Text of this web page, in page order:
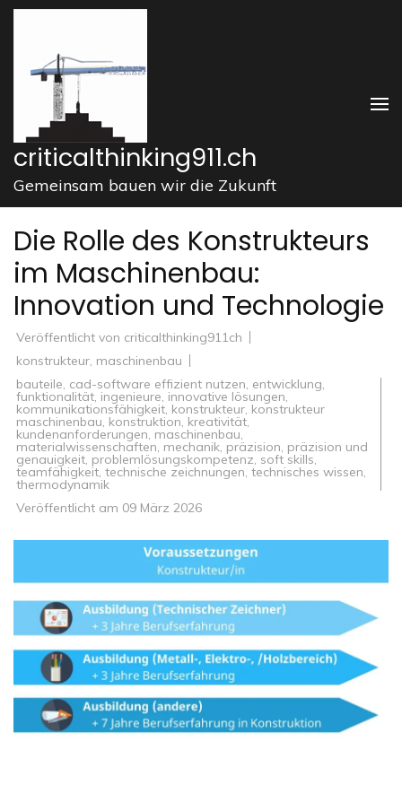
Zum
springen
drücken)
criticalthinking911.ch
Gemeinsam bauen wir die Zukunft
Die Rolle des Konstrukteurs
im Maschinenbau:
Innovation und Technologie
Veröffentlicht von criticalthinking911ch
konstrukteur, maschinenbau
bauteile, cad-software effizient nutzen, entwicklung,
funktionalität, ingenieure, innovative lösungen,
kommunikationsfähigkeit, konstrukteur, konstrukteur
maschinenbau, konstruktion, kreativität,
kundenanforderungen, maschinenbau,
materialwissenschaften, mechanik, präzision, präzision und
genauigkeit, problemlösungskompetenz, soft skills,
teamfähigkeit, technische zeichnungen, technisches wissen,
thermodynamik
Veröffentlicht am 09 März 2026